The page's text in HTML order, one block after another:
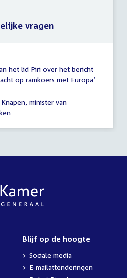
het lid Piri over het bericht
op ramkoers met Europa’
Knapen, minister van
vragen
Blijf op de hoogte
Sociale media
E-mailattenderingen